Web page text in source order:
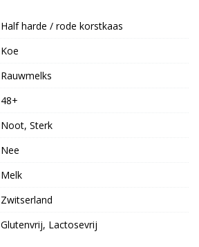
Half harde / rode korstkaas
Koe
Rauwmelks
48+
Noot, Sterk
Nee
Melk
Zwitserland
Glutenvrij, Lactosevrij